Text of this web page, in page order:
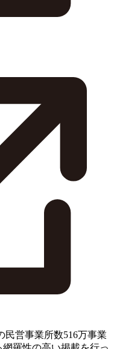
営事業所数516万事業